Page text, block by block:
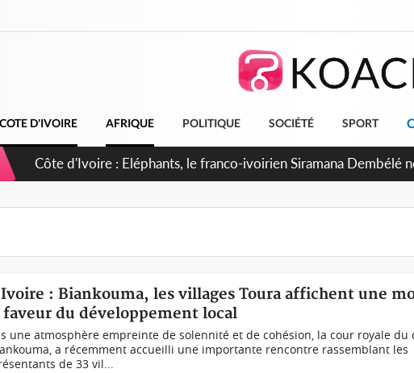
COTE D'IVOIRE AFRIQUE POLITIQUE SOCIÉTÉ SPORT
Cameroun : 5 combattants séparatistes neutralisés, le Mindef
: Biankouma, les villages Toura affichent une
du développement local
une atmosphère empreinte de solennité et de cohésion, la cour royale du
a récemment accueilli une importante rencontre rassemblant les
de 33 vil...